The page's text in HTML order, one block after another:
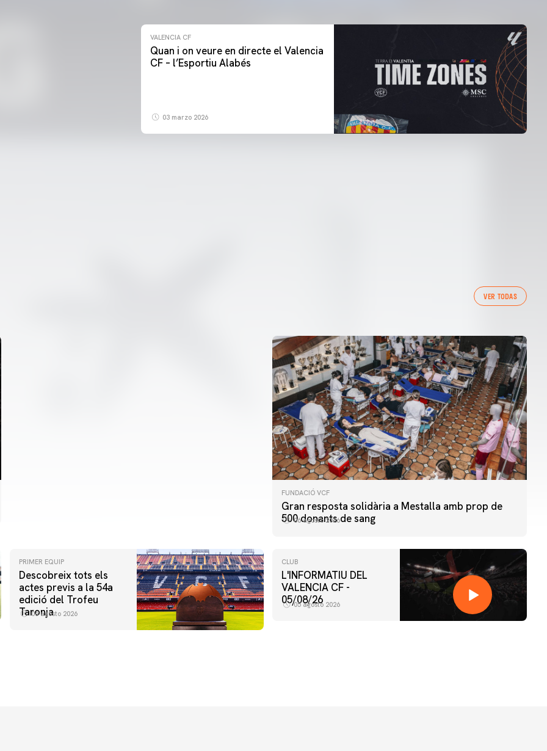
VALENCIA CF
Quan i on veure en directe el Valencia
CF – l’Esportiu Alabés
03 marzo 2026
VER TODAS
FUNDACIÓ VCF
Gran resposta solidària a Mestalla amb prop de
500 donants de sang
06 agosto 2026
PRIMER EQUIP
Descobreix tots els
actes previs a la 54a
edició del Trofeu
Taronja
06 agosto 2026
CLUB
L'INFORMATIU DEL
VALENCIA CF -
05/08/26
05 agosto 2026